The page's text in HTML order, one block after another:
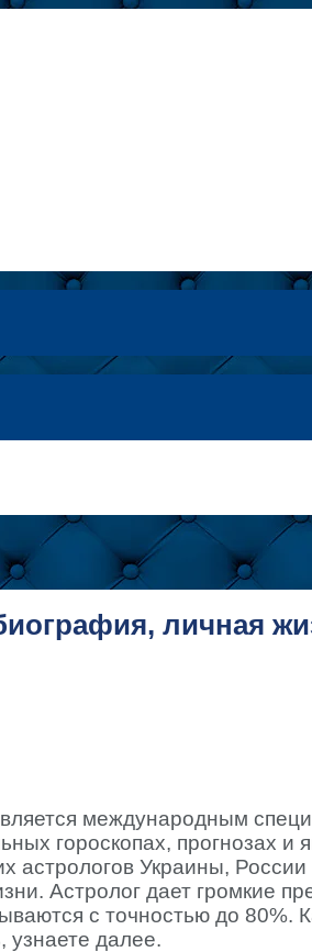
личная
международным
гороскопах, прогнозах и
астрологов Украины,
Астролог дает громкие
с точностью до 80%.
узнаете далее.